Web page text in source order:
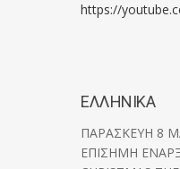
https://
ΕΛΛΗΝΙΚΑ
ΠΑΡΑΣΚΕΥΗ 8
ΕΠΙΣΗΜΗ